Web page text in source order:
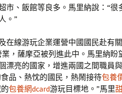
市、飯館等良多。馬里納說：“很
。”
在線游玩企業運營中國國民赴有
業，薩摩亞被列進此中。馬里納盼
漂亮的國家，增進兩國之間職員
品、熱忱的國民，熱鬧接待包養
包養網dcard游玩目標地。”馬里